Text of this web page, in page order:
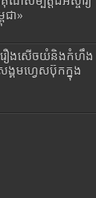
ជា»
រឿងសើចយំនិងកំហឹង
គមហ្វេសប៊ុកក្នុង